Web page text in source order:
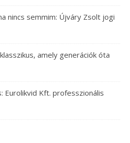
nincs semmim: Újváry Zsolt jogi
amely generációk óta
Eurolikvid Kft. professzionális